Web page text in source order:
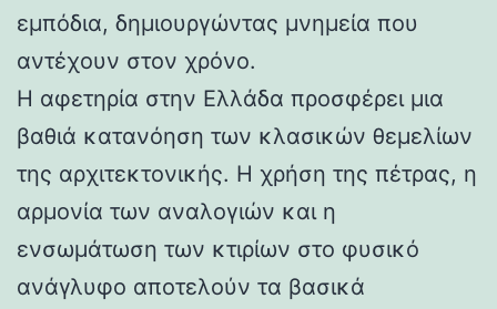
εμπόδια, δημιουργώντας μνημεία που
αντέχουν στον χρόνο.
Η αφετηρία στην Ελλάδα προσφέρει μια
βαθιά κατανόηση των κλασικών θεμελίων
της αρχιτεκτονικής. Η χρήση της πέτρας, η
αρμονία των αναλογιών και η
ενσωμάτωση των κτιρίων στο φυσικό
ανάγλυφο αποτελούν τα βασικά